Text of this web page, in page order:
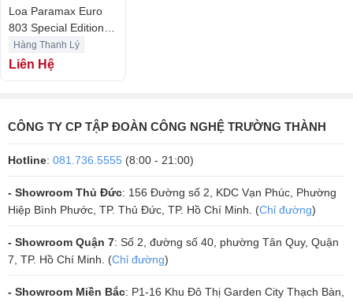
Còi Loa Thiết Kế CDH (Constant Directivity Horn)
tỏa âm lên đến 90 độ. Thiết kế này giúp gia tăng độ nhạy, âm thanh
mạnh mẽ và rõ ràng, đồng thời cung cấp trải nghiệm âm thanh 3D
Loa Paramax Euro
803 Special Edition
(Hàng Chính Hãng
Likenew)
Hàng Thanh Lý
Liên Hệ
CÔNG TY CP TẬP ĐOÀN CÔNG NGHỆ TRƯỜNG THÀNH
Hotline: 081.736.5555 (8:00 - 21:00)
- Showroom Thủ Đức: 156 Đường số 2, KDC Vạn Phúc, Phường
Hiệp Bình Phước, TP. Thủ Đức, TP. Hồ Chí Minh. (Chỉ đường)
- Showroom Quận 7: Số 2, đường số 40, phường Tân Quy, Quận
7, TP. Hồ Chí Minh. (Chỉ đường)
- Showroom Miền Bắc: P1-16 Khu Đô Thị Garden City Thạch Bàn,